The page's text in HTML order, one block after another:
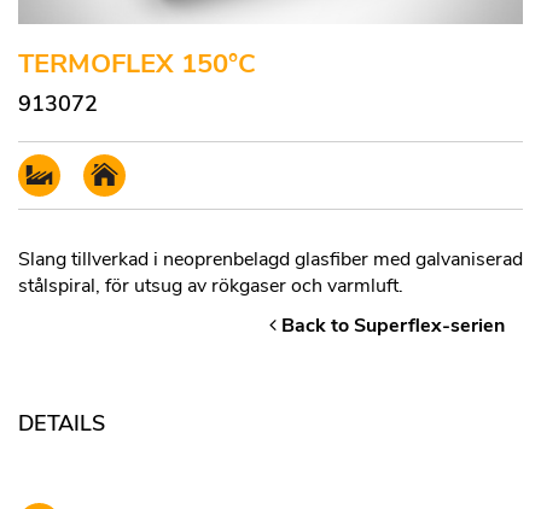
TERMOFLEX 150°C
913072
Slang tillverkad i neoprenbelagd glasfiber med galvaniserad
stålspiral, för utsug av rökgaser och varmluft.
Back to Superflex-serien
DETAILS